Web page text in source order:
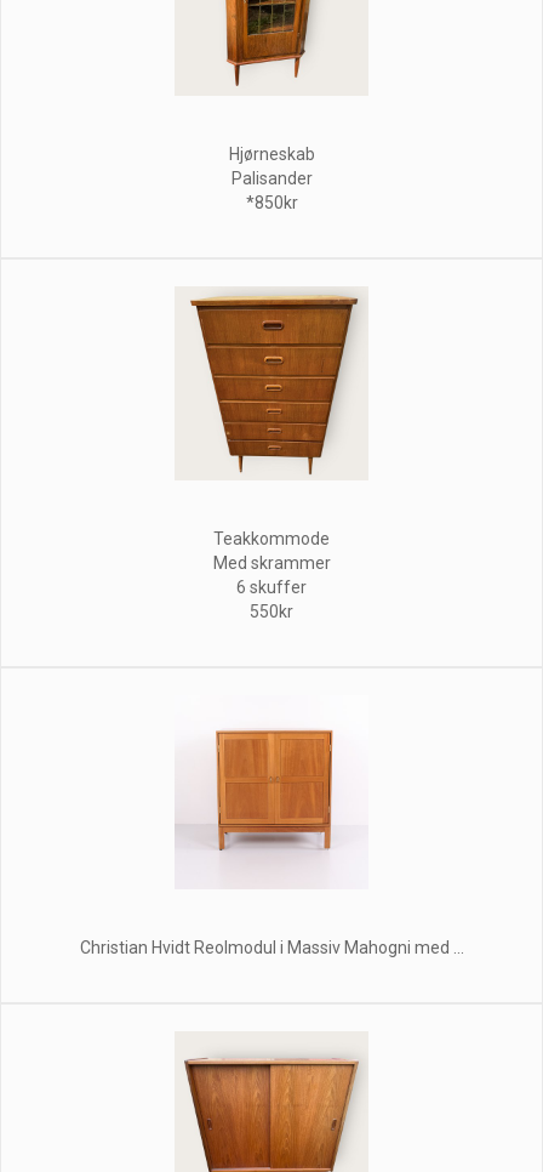
Hjørneskab
Palisander
*850kr
Teakkommode
Med skrammer
6 skuffer
550kr
Christian Hvidt Reolmodul i Massiv Mahogni med ...